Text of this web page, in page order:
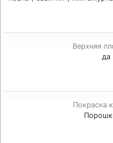
Верхняя
да
Покраска